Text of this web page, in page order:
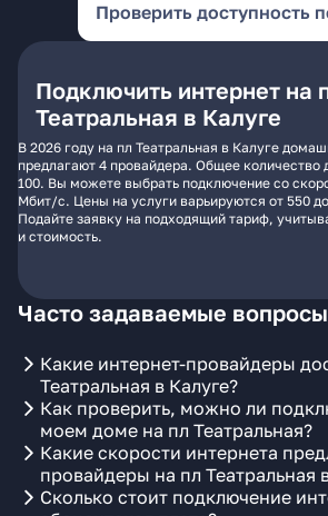
Проверить доступность
Подключить интернет на
Театральная в Калуге
В 2026 году на пл Театральная в Калуге
предлагают 4 провайдера. Общее количество
100. Вы можете выбрать подключение со
Мбит/с. Цены на услуги варьируются от 550
Подайте заявку на подходящий тариф,
и стоимость.
Часто задаваемые вопросы
Какие интернет-провайдеры
Театральная в Калуге?
Как проверить, можно ли
моем доме на пл Театральная?
Какие скорости интернета
провайдеры на пл Театральная
Сколько стоит подключение